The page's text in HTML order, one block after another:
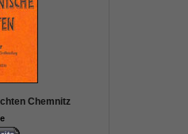
Chemnitz